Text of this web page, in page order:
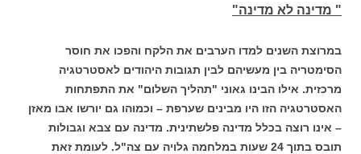
" מדינה לא מדינה"
במרוצת השנים למדו הערבים את הלקח והפכו את חוסר
הסימטריה בין מעשיהם לבין תגובות היהודים לאסטרטגיה
מרכזית. אילו הבינו גאוני "תהליך השלום" את התפתחות
האסטרטגיה הזו היו מבינים שערפת – וכמוהו גם יורשו אבו מאזן
– אינו רוצה בכלל מדינה פלשתינית. מדינה עם צבא וגבולות
תובס בתוך 24 שעות במלחמה גלויה עם צה"ל. לעומת זאת